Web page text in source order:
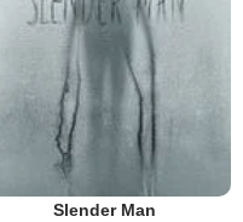
Slender Man